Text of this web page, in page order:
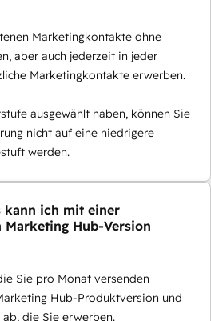
Marketingkontakte ohne
aber auch jederzeit in jeder
Marketingkontakte erwerben.
ausgewählt haben, können Sie
nicht auf eine niedrigere
werden.
kann ich mit einer
Hub-Version
Sie pro Monat versenden
Hub-Produktversion und
die Sie erwerben.